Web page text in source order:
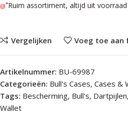
Ruim assortiment, altijd uit
Vergelijken Voeg toe aan
Artikelnummer: BU-69987
Categorieën: Bull's Cases, Cases &
Tags: Bescherming, Bull's, Dartpijlen,
Wallet